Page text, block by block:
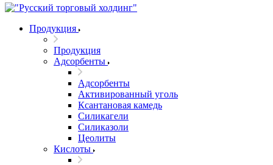
Продукция
Продукция
Адсорбенты
Адсорбенты
Активированный уголь
Ксантановая камедь
Силикагели
Силиказоли
Цеолиты
Кислоты